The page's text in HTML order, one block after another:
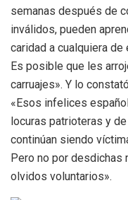
semanas después de
inválidos, pueden
caridad a cualquiera
Es posible que les
carruajes». Y lo
«Esos infelices
locuras patrioteras y
continúan siendo
Pero no por desdichas
olvidos voluntarios».